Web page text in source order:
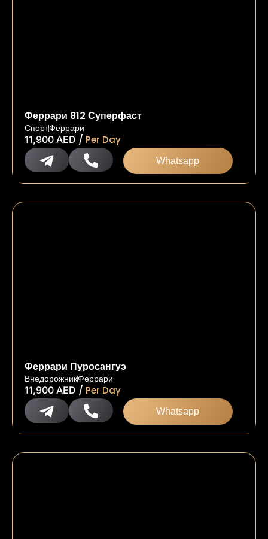
Феррари 812 Суперфаст
СпортФеррари
11,900 AED / Per Day
Whatsapp
Феррари Пуросангуэ
ВнедорожникФеррари
11,900 AED / Per Day
Whatsapp